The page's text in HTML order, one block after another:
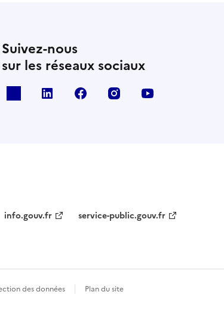
Suivez-nous
sur les réseaux sociaux
linkedin facebook instagram
info.gouv.fr service-public.gouv.fr
des données Plan du site